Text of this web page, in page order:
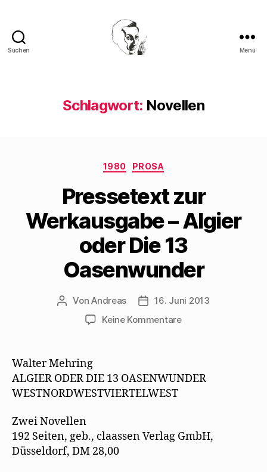
Suchen Menü
Schlagwort: Novellen
Kategorien
1980 PROSA
Pressetext zur
Werkausgabe – Algier
oder Die 13
Oasenwunder
Beitragsautor
VonAndreas Beitragsdatum
16. Juni 2013
Keine Kommentarezu
Algier
Oasenwunder
Walter Mehring
ALGIER ODER DIE 13 OASENWUNDER
WESTNORDWESTVIERTELWEST
Zwei Novellen
192 Seiten, geb., claassen Verlag GmbH,
Düsseldorf, DM 28,00